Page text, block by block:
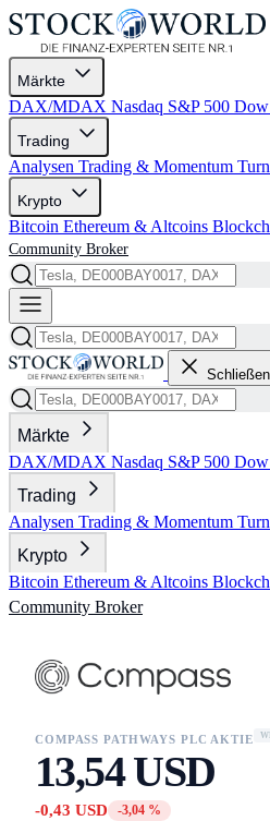
Märkte
DAX/MDAX Nasdaq S&P 500 Dow
Trading
Analysen Trading & Momentum
Krypto
Bitcoin Ethereum & Altcoins
Community Broker
Schließen
Märkte
DAX/MDAX Nasdaq S&P 500 Dow
Trading
Analysen Trading & Momentum
Krypto
Bitcoin Ethereum & Altcoins
Community Broker
COMPASS PATHWAYS PLC AKTIE
13,54 USD
-0,43 USD -3,04 %